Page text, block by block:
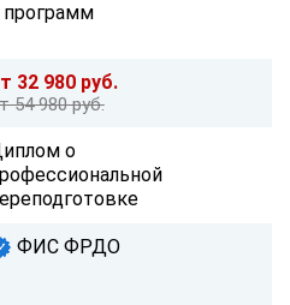
программ
32 980 руб.
54 980 руб.
о
ФИС ФРДО